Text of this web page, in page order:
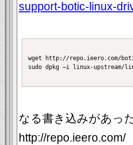
support-botic-linux-
wget http://repo.ieero.com/
sudo dpkg –i linux-upstream/
なる書き込みがあ
http://